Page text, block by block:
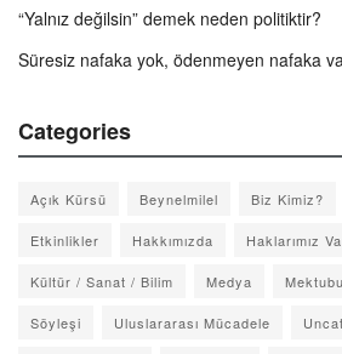
“Yalnız değilsin” demek neden politiktir?
Süresiz nafaka yok, ödenmeyen nafaka
Categories
Açık Kürsü Beynelmilel Biz Kimiz?
Etkinlikler Hakkımızda Haklarımız
Kültür / Sanat / Bilim Medya
Söyleşi Uluslararası Mücadele